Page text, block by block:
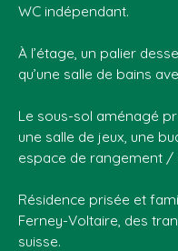
WC indépendant.
À l’étage, un palier
qu’une salle de bains
Le sous-sol aménagé
une salle de jeux, une
espace de rangement /
Résidence prisée et
Ferney-Voltaire, des
suisse.